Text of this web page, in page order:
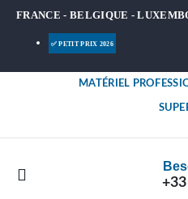
FRANCE - BELGIQUE -
✅ PETIT PRIX 2026
MATÉRIEL